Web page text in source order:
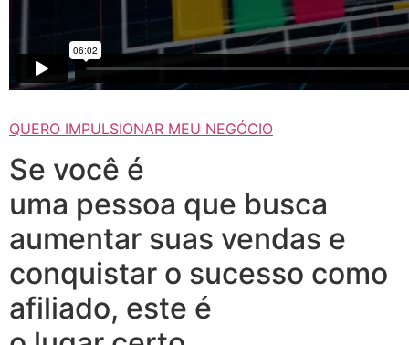
QUERO IMPULSIONAR MEU NEGÓCIO
Se você é
uma pessoa que busca
aumentar suas vendas e
conquistar o sucesso como
afiliado, este é